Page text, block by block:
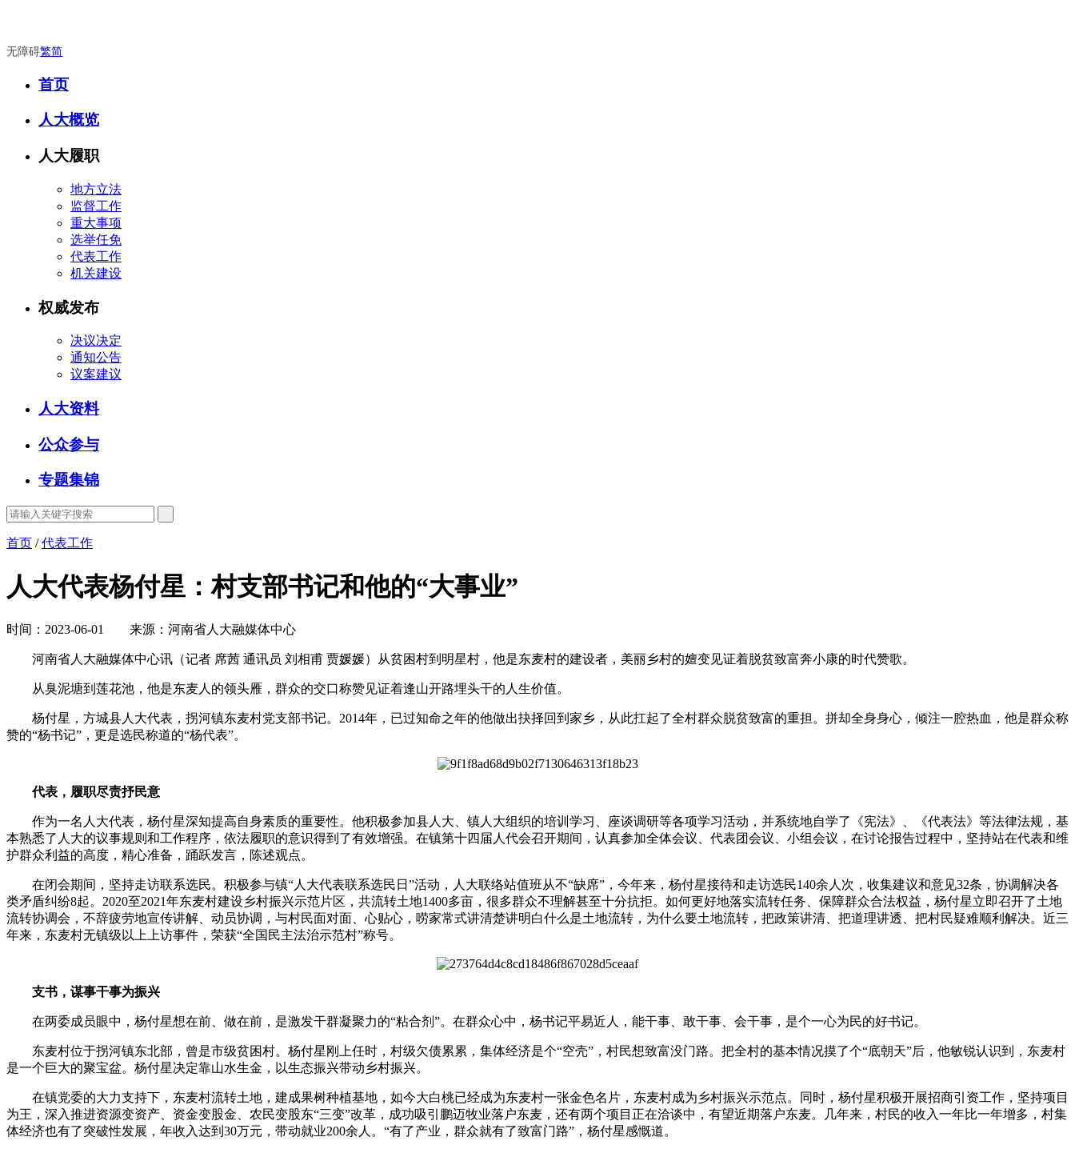
无障碍繁简
首页
人大概览
人大履职
地方立法
监督工作
重大事项
选举任免
代表工作
机关建设
权威发布
决议决定
通知公告
议案建议
人大资料
公众参与
专题集锦
首页 /代表工作
人大代表杨付星：村支部书记和他的“大事业”
时间：2023-06-01 来源：河南省人大融媒体中心
河南省人大融媒体中心讯（记者 席茜 通讯员 刘相甫 贾媛媛）从贫困村到明星村，他是东麦村的建设者，美丽乡村的嬗变见证着脱贫致富奔小康的时代赞歌。
从臭泥塘到莲花池，他是东麦人的领头雁，群众的交口称赞见证着逢山开路埋头干的人生价值。
杨付星，方城县人大代表，拐河镇东麦村党支部书记。2014年，已过知命之年的他做出抉择回到家乡，从此扛起了全村群众脱贫致富的重担。拼却全身身心，倾注一腔热血，他是群众称
赞的“杨书记”，更是选民称道的“杨代表”。
代表，履职尽责抒民意
作为一名人大代表，杨付星深知提高自身素质的重要性。他积极参加县人大、镇人大组织的培训学习、座谈调研等各项学习活动，并系统地自学了《宪法》、《代表法》等法律法规，基
本熟悉了人大的议事规则和工作程序，依法履职的意识得到了有效增强。在镇第十四届人代会召开期间，认真参加全体会议、代表团会议、小组会议，在讨论报告过程中，坚持站在代表和维
护群众利益的高度，精心准备，踊跃发言，陈述观点。
在闭会期间，坚持走访联系选民。积极参与镇“人大代表联系选民日”活动，人大联络站值班从不“缺席”，今年来，杨付星接待和走访选民140余人次，收集建议和意见32条，协调解决各
类矛盾纠纷8起。2020至2021年东麦村建设乡村振兴示范片区，共流转土地1400多亩，很多群众不理解甚至十分抗拒。如何更好地落实流转任务、保障群众合法权益，杨付星立即召开了土地
流转协调会，不辞疲劳地宣传讲解、动员协调，与村民面对面、心贴心，唠家常式讲清楚讲明白什么是土地流转，为什么要土地流转，把政策讲清、把道理讲透、把村民疑难顺利解决。近三
年来，东麦村无镇级以上上访事件，荣获“全国民主法治示范村”称号。
支书，谋事干事为振兴
在两委成员眼中，杨付星想在前、做在前，是激发干群凝聚力的“粘合剂”。在群众心中，杨书记平易近人，能干事、敢干事、会干事，是个一心为民的好书记。
东麦村位于拐河镇东北部，曾是市级贫困村。杨付星刚上任时，村级欠债累累，集体经济是个“空壳”，村民想致富没门路。把全村的基本情况摸了个“底朝天”后，他敏锐认识到，东麦村
是一个巨大的聚宝盆。杨付星决定靠山水生金，以生态振兴带动乡村振兴。
在镇党委的大力支持下，东麦村流转土地，建成果树种植基地，如今大白桃已经成为东麦村一张金色名片，东麦村成为乡村振兴示范点。同时，杨付星积极开展招商引资工作，坚持项目
为王，深入推进资源变资产、资金变股金、农民变股东“三变”改革，成功吸引鹏迈牧业落户东麦，还有两个项目正在洽谈中，有望近期落户东麦。几年来，村民的收入一年比一年增多，村集
体经济也有了突破性发展，年收入达到30万元，带动就业200余人。“有了产业，群众就有了致富门路”，杨付星感慨道。